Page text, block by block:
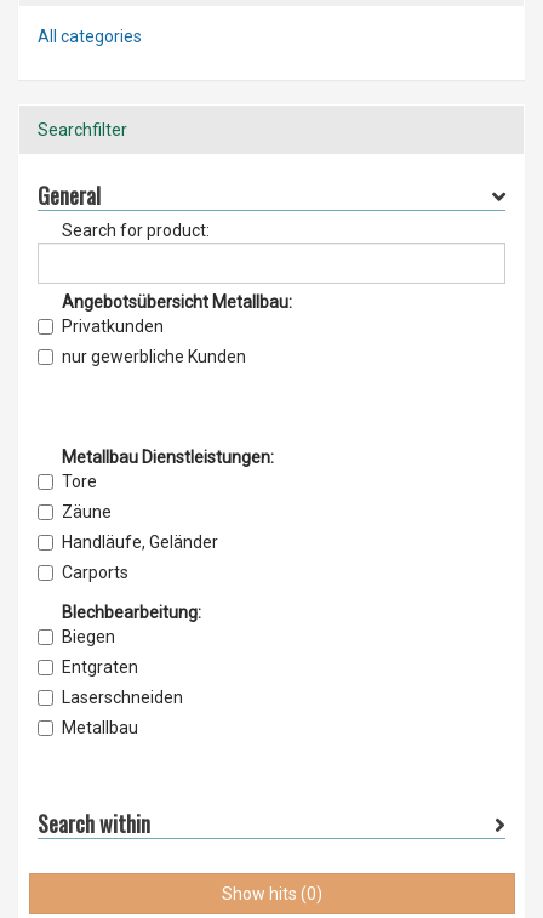
All categories
Searchfilter
General
Search for product:
Angebotsübersicht Metallbau:
Privatkunden
nur gewerbliche Kunden
Metallbau Dienstleistungen:
Tore
Zäune
Handläufe, Geländer
Carports
3D-Wasserstrahlschneiden
Betriebsschlosserarbeiten
Schweißen
Maschinenverlagerung
CNC-Fräsen Komplettbearbeitung
Spitzenloses Schleifen
Gewinderollen
Montagearbeiten / Baugruppen
Blechbearbeitung:
Biegen
Entgraten
Laserschneiden
Metallbau
Schweißen
Umformen
Search within
Show hits (0)